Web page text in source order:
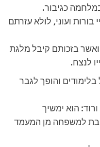
כגיבור.
בורות ועוני, לולא עזרתם
בזכותם קיבל מלגת
לנצח.
והופך לגבר
הוא ימשיך
בת למשפחה מן המעמד